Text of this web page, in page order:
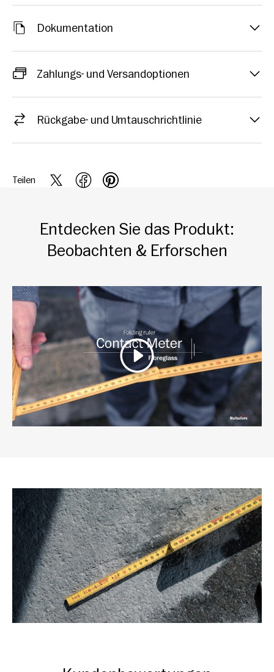
Dokumentation
Zahlungs- und Versandoptionen
Rückgabe- und Umtauschrichtlinie
Teilen
Entdecken Sie das Produkt:
Beobachten & Erforschen
Wiedergeben